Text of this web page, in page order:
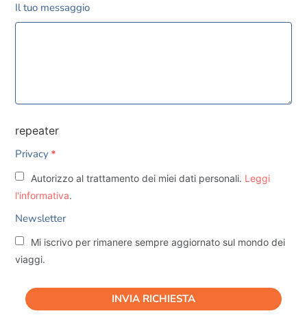
Il tuo messaggio
repeater
Privacy *
Autorizzo al trattamento dei miei dati personali. Leggi
l'informativa.
Newsletter
Mi iscrivo per rimanere sempre aggiornato sul mondo dei
viaggi.
INVIA RICHIESTA